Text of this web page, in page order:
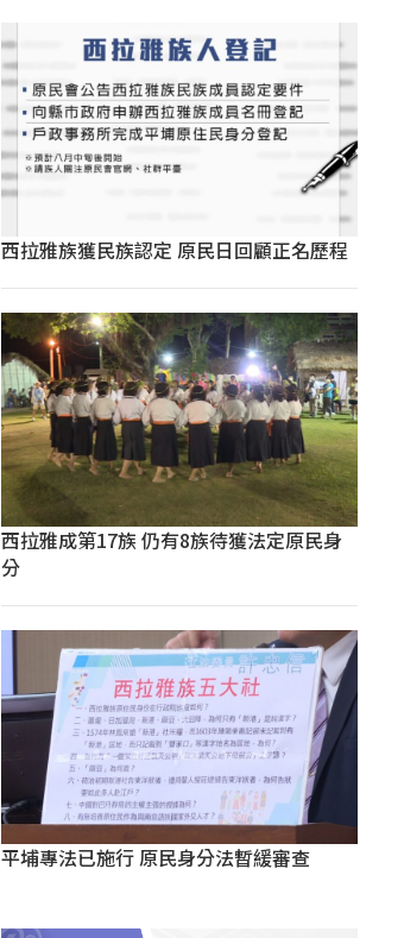
西拉雅族獲民族認定 原民日回顧正名歷程
西拉雅成第17族 仍有8族待獲法定原民身
分
平埔專法已施行 原民身分法暫緩審查